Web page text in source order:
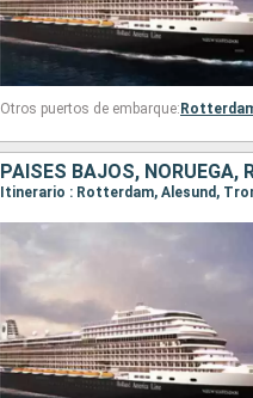
Otros puertos de embarque:
PAISES BAJOS, NORUEGA,